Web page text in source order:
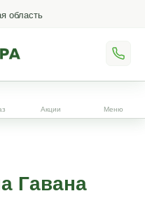
область
Акции Меню
Гавана